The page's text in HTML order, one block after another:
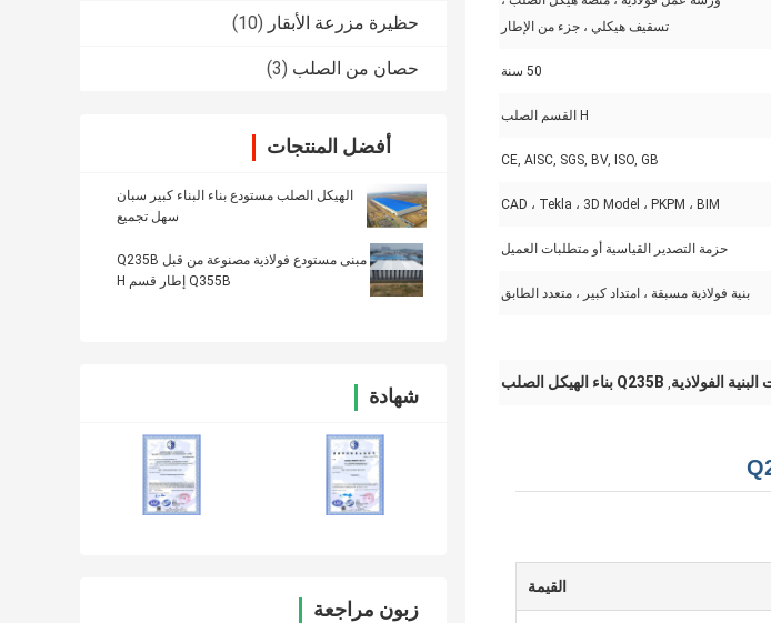
حظيرة مزرعة الأبقار (10)
حصان من الصلب (3)
أفضل المنتجات
الهيكل الصلب مستودع بناء البناء كبير سبان
سهل تجميع
مبنى مستودع فولاذية مصنوعة من قبل Q235B
Q355B إطار قسم H
شهادة
زبون مراجعة
تسقيف هيكلي ، جزء من الإطار
50 سنة
H القسم الصلب
CE, AISC, SGS, BV, ISO, GB
CAD ، Tekla ، 3D Model ، PKPM ، BIM
حزمة التصدير القياسية أو متطلبات العميل
بنية فولاذية مسبقة ، امتداد كبير ، متعدد الطابق
, Q235B بناء الهيكل الصلب
القيمة